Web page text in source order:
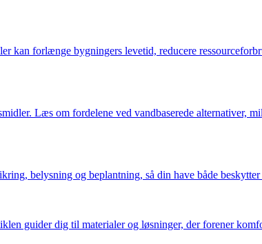
kan forlænge bygningers levetid, reducere
Læs om fordelene ved vandbaserede alternativer,
belysning og beplantning, så din have både beskytter
guider dig til materialer og løsninger, der forener